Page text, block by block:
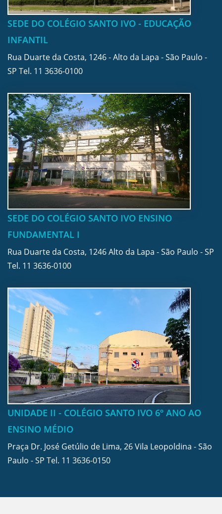
SEDE DO COLÉGIO SANTO IVO - EDUCAÇÃO
INFANTIL
Rua Duarte da Costa, 1246 - Alto da Lapa - São Paulo -
SP Tel. 11 3636-0100
SEDE DO COLÉGIO SANTO IVO ENSINO
FUNDAMENTAL I
Rua Duarte da Costa, 1246 Alto da Lapa - São Paulo - SP
Tel. 11 3636-0100
UNIDADE II - COLÉGIO SANTO IVO 6º ANO AO
ENSINO MÉDIO
Praça Dr. José Getúlio de Lima, 26 Vila Leopoldina - São
Paulo - SP Tel. 11 3636-0150